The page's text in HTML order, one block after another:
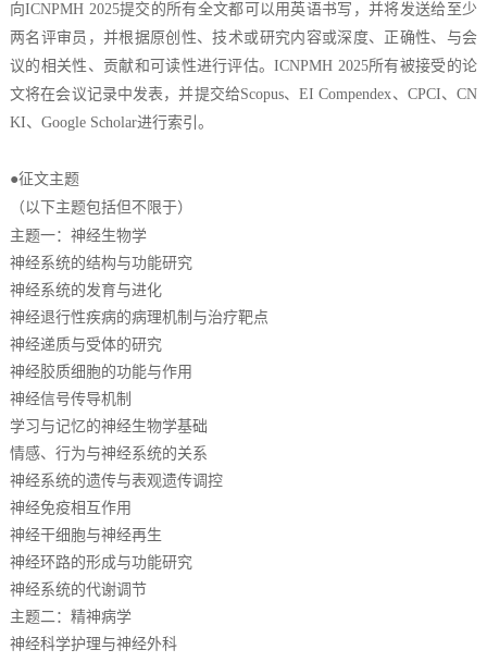
向ICNPMH 2025提交的所有全文都可以用英语书写，并将发送给至少
两名评审员，并根据原创性、技术或研究内容或深度、正确性、与会
议的相关性、贡献和可读性进行评估。ICNPMH 2025所有被接受的论
文将在会议记录中发表，并提交给Scopus、EI Compendex、CPCI、CN
KI、Google Scholar进行索引。
●征文主题
（以下主题包括但不限于）
主题一： 神经生物学
神经系统的结构与功能研究
神经系统的发育与进化
神经退行性疾病的病理机制与治疗靶点
神经递质与受体的研究
神经胶质细胞的功能与作用
神经信号传导机制
学习与记忆的神经生物学基础
情感、行为与神经系统的关系
神经系统的遗传与表观遗传调控
神经免疫相互作用
神经干细胞与神经再生
神经环路的形成与功能研究
神经系统的代谢调节
主题二：精神病学
神经科学护理与神经外科